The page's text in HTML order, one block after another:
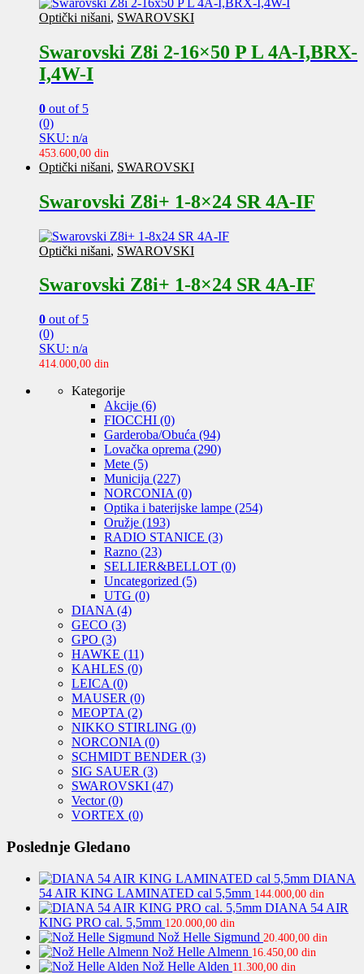
Optički nišani, SWAROVSKI
Swarovski Z8i 2-16×50 P L 4A-I,BRX-
I,4W-I
0 out of 5
(0)
SKU: n/a
453.600,00 din
Optički nišani, SWAROVSKI
Swarovski Z8i+ 1-8×24 SR 4A-IF
Optički nišani, SWAROVSKI
Swarovski Z8i+ 1-8×24 SR 4A-IF
0 out of 5
(0)
SKU: n/a
414.000,00 din
Kategorije
Akcije (6)
FIOCCHI (0)
Garderoba/Obuća (94)
Lovačka oprema (290)
Mete (5)
Municija (227)
NORCONIA (0)
Optika i baterijske lampe (254)
Oružje (193)
RADIO STANICE (3)
Razno (23)
SELLIER&BELLOT (0)
Uncategorized (5)
UTG (0)
DIANA (4)
GECO (3)
GPO (3)
HAWKE (11)
KAHLES (0)
LEICA (0)
MAUSER (0)
MEOPTA (2)
NIKKO STIRLING (0)
NORCONIA (0)
SCHMIDT BENDER (3)
SIG SAUER (3)
SWAROVSKI (47)
Vector(0)
VORTEX (0)
Poslednje Gledano
DIANA
54 AIR KING LAMINATED cal 5,5mm 144.000,00 din
DIANA 54 AIR
KING PRO cal. 5,5mm 120.000,00 din
Nož Helle Sigmund 20.400,00 din
Nož Helle Almenn 16.450,00 din
Nož Helle Alden 11.300,00 din